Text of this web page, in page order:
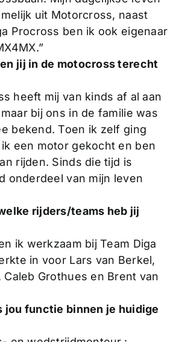
uit Motorcross, naast
Procross ben ik ook eigenaar
jij in de motocross terecht
heeft mij van kinds af al aan
bij ons in de familie was
bekend. Toen ik zelf ging
een motor gekocht en ben
rijden. Sinds die tijd is
onderdeel van mijn leven
rijders/teams heb jij
ik werkzaam bij Team Diga
in voor Lars van Berkel,
Caleb Grothues en Brent van
jou functie binnen je huidige